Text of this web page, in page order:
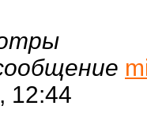
12:44